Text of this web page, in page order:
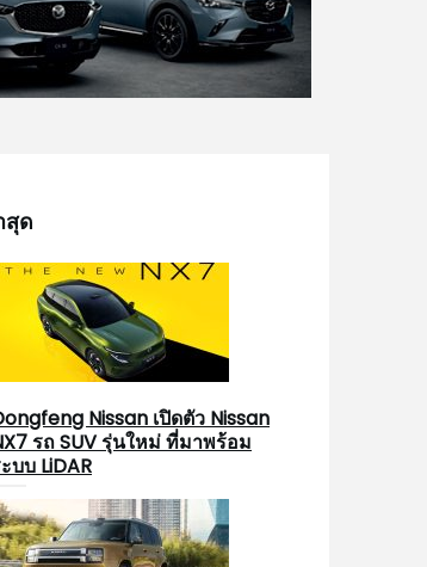
สุด
Nissan เปิดตัว Nissan
รถ SUV รุ่นใหม่ ที่มาพร้อม
บบ LiDAR